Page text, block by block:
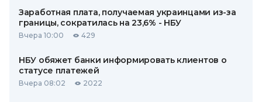
Заработная плата, получаемая украинцами из-за
границы, сократилась на 23,6% - НБУ
Вчера 10:00 429
НБУ обяжет банки информировать клиентов о
статусе платежей
Вчера 08:02 2022